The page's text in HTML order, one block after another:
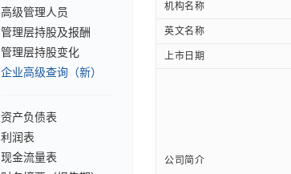
高级管理人员
管理层持股及报酬
管理层持股变化
企业高级查询（新）
资产负债表
利润表
现金流量表
机构名称
英文名称
上市日期
公司简介